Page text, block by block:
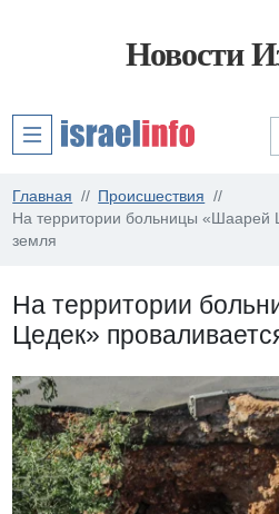
Новости
Главная
Происшествия
На территории больницы «Шаарей
земля
На территории
Цедек»